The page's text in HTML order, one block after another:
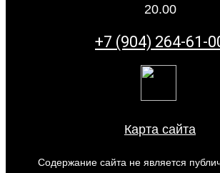
20.00
+7 (904) 264-61-
Карта сайта
Содержание сайта не является